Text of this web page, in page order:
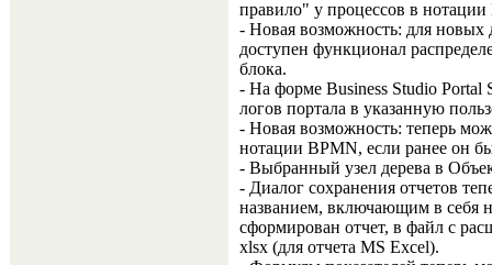
правило" у процессов в
- Новая возможность: для
доступен функционал
блока.
- На форме Business Studio Portal
логов портала в указанную
- Новая возможность: теперь
нотации BPMN, если ранее он
- Выбранный узел дерева в
- Диалог сохранения отчетов
названием, включающим в себя
сформирован отчет, в файл с
xlsx (для отчета MS Excel).